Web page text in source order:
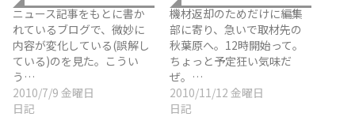
ニュース記事をもとに書か
れているブログで、微妙に
内容が変化している(誤解し
ている)のを見た。こうい
う…
2010/7/9 金曜日
日記
機材返却のためだけに編集
部に寄り、急いで取材先の
秋葉原へ。12時開始って。
ちょっと予定狂い気味だ
ぜ。…
2010/11/12 金曜日
日記